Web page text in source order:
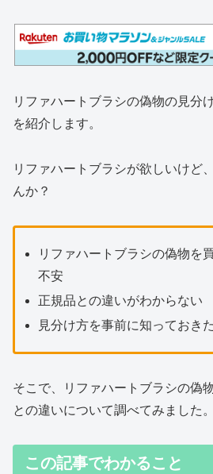
リファハートブラシの偽物の見分
を紹介します。
リファハートブラシが欲しいけど
んか？
リファハートブラシの偽物を
不安
正規品との違いがわからない
見分け方を事前に知っておき
そこで、リファハートブラシの偽
との違いについて調べてみました。
この記事でわかること